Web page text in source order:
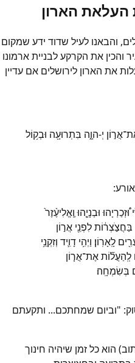
העלאת הארון
והבאנו לעיל שדוד ידע שמקום
את הקרקע לבניית ארמונו
את הארון לירושלים אם עדיין
יְ-הוָ֑ה בִּתְרוּעָ֖ה וּבְק֥וֹל
וּבְנָיָ֤הוּ וֶֽאֱלִיעֶ֨זֶר֙
לִפְנֵ֖י אֲר֣וֹן
וַיְהִ֥י דָוִ֛יד וְזִקְנֵ֥י
אֶת־אֲר֧וֹן
בְּשִׂמְחָֽה׃
"וביום שמחתכם... ותקעתם
הוא כל זמן שיהיה חינוך